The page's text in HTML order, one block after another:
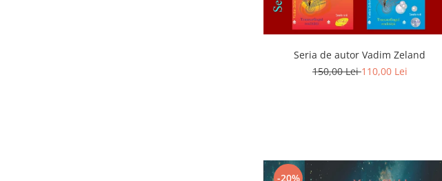
Seria de autor Vadim Zeland
150,00 Lei110,00 Lei
-20%